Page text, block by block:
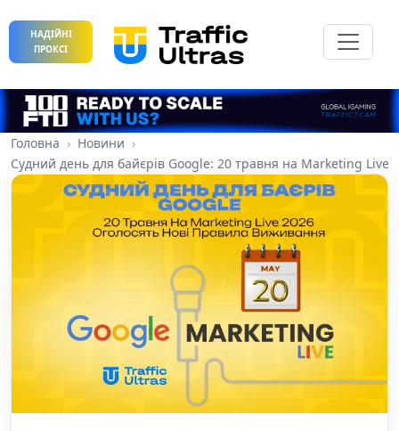
НАДІЙНІ
ПРОКСІ
Головна
Новини
Судний день для байєрів Google: 20 травня на Marketing Live